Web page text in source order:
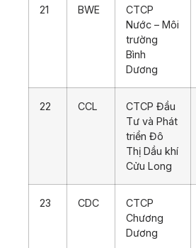
21 BWE
CTCP
Nước – Môi
trường
Bình
Dương
22 CCL
CTCP Đầu
Tư và Phát
triển Đô
Thị Dầu khí
Cửu Long
23 CDC
CTCP
Chương
Dương